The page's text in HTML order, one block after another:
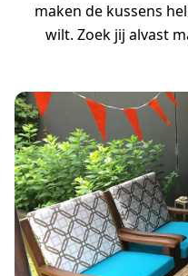
maken de kussens
wilt. Zoek jij alvast